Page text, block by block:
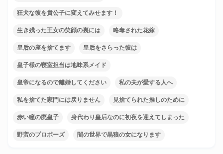
狂犬な彼を貴公子に変えてみせます！
生き残った王女の笑顔の裏には 略奪された花嫁
皇后の座を捨てます 皇后をさらった彼は
皇子様の寝室担当は地味系メイド
皇帝になるので離婚してください 私の夫が愛する人へ
私を捨てた家門には戻りません 見捨てられた推しのために
赤い瞳の廃皇子 身代わり皇后なのに初夜を迎えてしまった
野蛮のプロポーズ 闇の世界で黒狼の女になります